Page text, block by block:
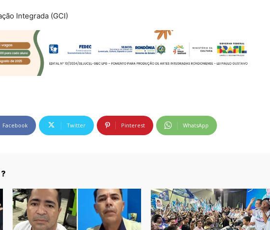
Integrada (GCI)
Facebook Twitter Pinterest WhatsApp